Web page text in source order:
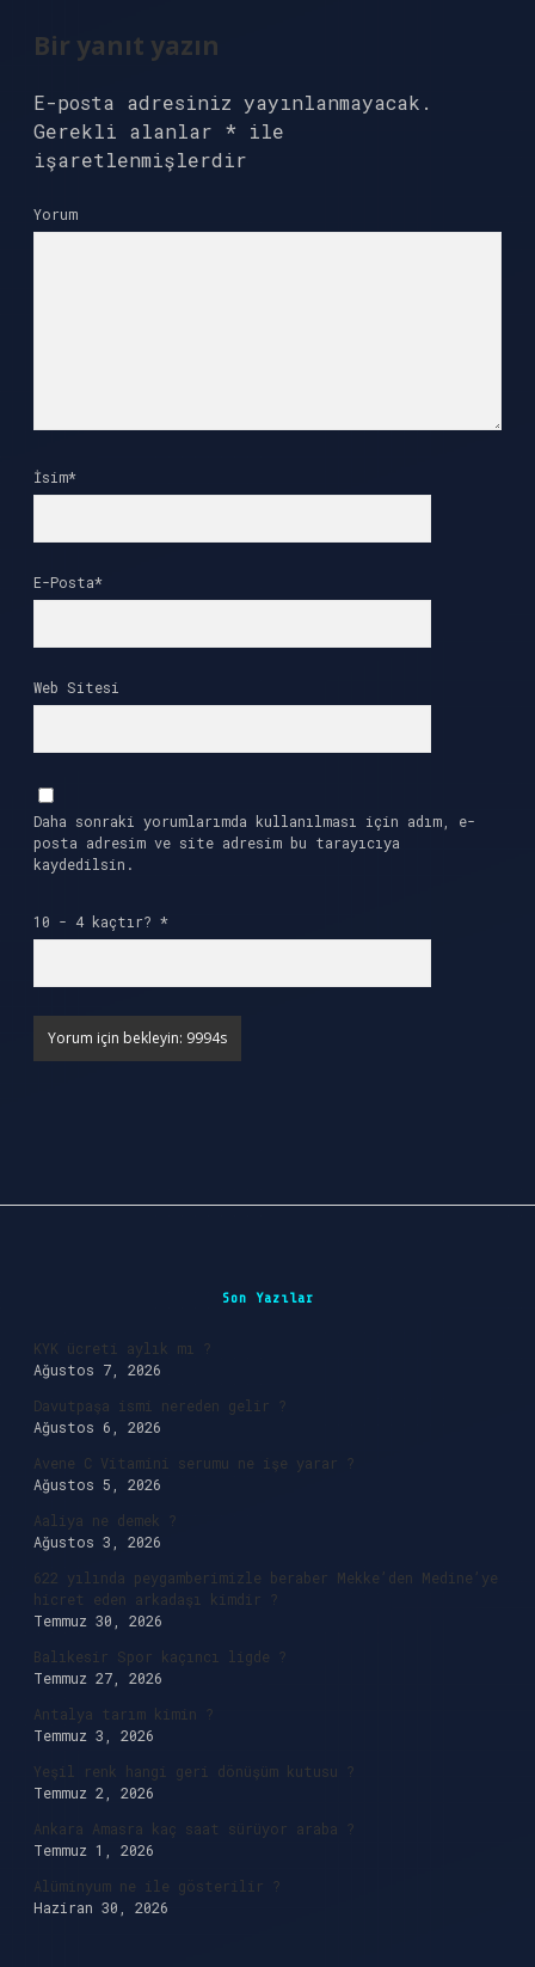
Bir yanıt yazın
E-posta adresiniz yayınlanmayacak.
Gerekli alanlar * ile
işaretlenmişlerdir
Yorum
İsim*
E-Posta*
Web Sitesi
Daha sonraki yorumlarımda kullanılması için adım, e-
posta adresim ve site adresim bu tarayıcıya
kaydedilsin.
10 - 4 kaçtır? *
Son Yazılar
KYK ücreti aylık mı ?
Ağustos 7, 2026
Davutpaşa ismi nereden gelir ?
Ağustos 6, 2026
Avene C Vitamini serumu ne işe yarar ?
Ağustos 5, 2026
Aaliya ne demek ?
Ağustos 3, 2026
622 yılında peygamberimizle beraber Mekke’den Medine’ye
hicret eden arkadaşı kimdir ?
Temmuz 30, 2026
Balıkesir Spor kaçıncı ligde ?
Temmuz 27, 2026
Antalya tarım kimin ?
Temmuz 3, 2026
Yeşil renk hangi geri dönüşüm kutusu ?
Temmuz 2, 2026
Ankara Amasra kaç saat sürüyor araba ?
Temmuz 1, 2026
Alüminyum ne ile gösterilir ?
Haziran 30, 2026